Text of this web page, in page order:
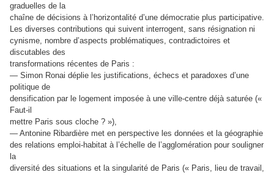
graduelles de la
chaîne de décisions à l’horizontalité d’une démocratie plus participative.
Les diverses contributions qui suivent interrogent, sans résignation ni
cynisme, nombre d’aspects problématiques, contradictoires et
discutables des
transformations récentes de Paris :
— Simon Ronai déplie les justifications, échecs et paradoxes d’une
politique de
densification par le logement imposée à une ville-centre déjà saturée («
Faut-il
mettre Paris sous cloche ? »),
— Antonine Ribardière met en perspective les données et la géographie
des relations emploi-habitat à l’échelle de l’agglomération pour souligner
la
diversité des situations et la singularité de Paris (« Paris, lieu de travail,